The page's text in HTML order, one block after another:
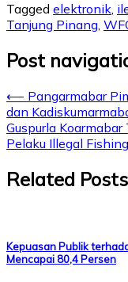
Tagged elektronik,
Tanjung Pinang,
Post
⟵ Pangarmabar
dan
Guspurla
Pelaku Illegal Fishing
Related Posts
Kepuasan Publik
Mencapai 80,4 Persen